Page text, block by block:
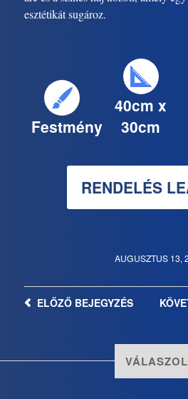
esztétikát sugároz.
Festmény
40cm x
30cm
RENDELÉS
AUGUSZTUS 13,
ELŐZŐBEJEGYZÉS